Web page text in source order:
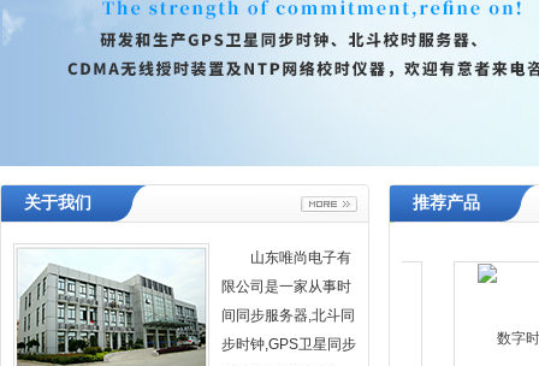
关于我们
山东唯尚电子有
限公司是一家从事时
间同步服务器,北斗同
步时钟,GPS卫星同步
推荐产品